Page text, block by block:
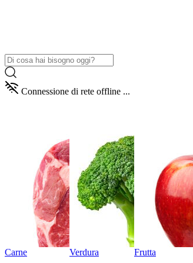
Connessione di rete offline ...
Carne Verdura Frutta